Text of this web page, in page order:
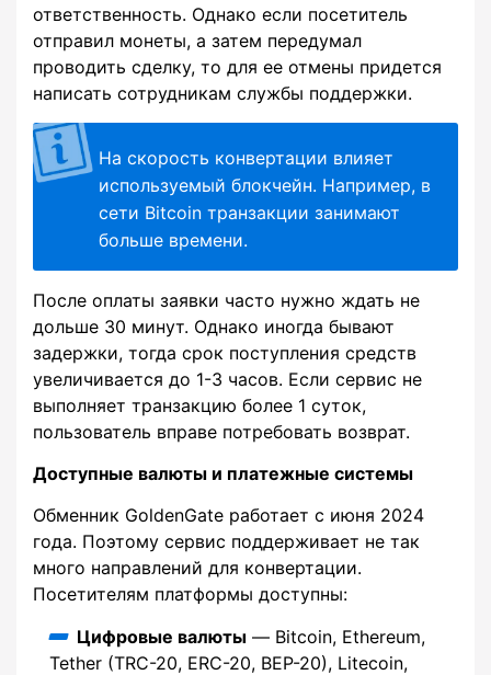
ответственность. Однако если посетитель
отправил монеты, а затем передумал
проводить сделку, то для ее отмены придется
написать сотрудникам службы поддержки.
На скорость конвертации влияет
используемый блокчейн. Например, в
сети Bitcoin транзакции занимают
больше времени.
После оплаты заявки часто нужно ждать не
дольше 30 минут. Однако иногда бывают
задержки, тогда срок поступления средств
увеличивается до 1-3 часов. Если сервис не
выполняет транзакцию более 1 суток,
пользователь вправе потребовать возврат.
Доступные валюты и платежные системы
Обменник GoldenGate работает с июня 2024
года. Поэтому сервис поддерживает не так
много направлений для конвертации.
Посетителям платформы доступны:
Цифровые валюты — Bitcoin, Ethereum,
Tether (TRC-20, ERC-20, BEP-20), Litecoin,